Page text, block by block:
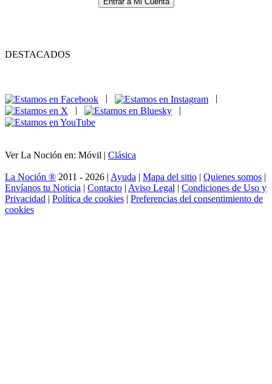
DESTACADOS
|
|
Ver La Noción en: Móvil | Clásica
La Noción ® 2011 - 2026 | Ayuda | Mapa del sitio | Quienes somos |
Envíanos tu Noticia | Contacto | Aviso Legal | Condiciones de Uso y
Privacidad | Política de cookies | Preferencias del consentimiento de
cookies